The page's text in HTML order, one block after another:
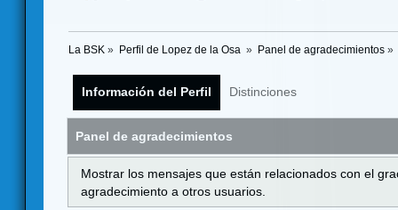
La BSK » Perfil de Lopez de la Osa » Panel de agradecimientos»
Información del Perfil Distinciones
Panel de agradecimientos
Mostrar los mensajes que están relacionados con el
agradecimiento a otros usuarios.